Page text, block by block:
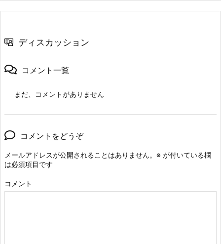
ディスカッション
コメント一覧
まだ、コメントがありません
コメントをどうぞ
メールアドレスが公開されることはありません。 ※ が付いている欄
は必須項目です
コメント